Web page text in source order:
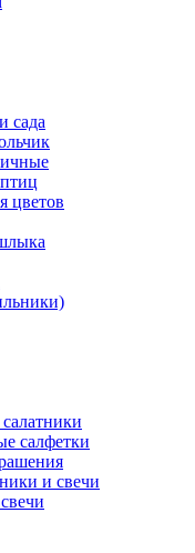
сада
цветов
салфетки
и свечи